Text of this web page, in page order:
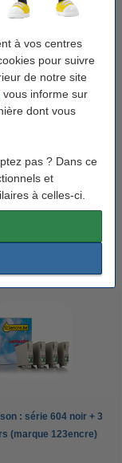
à vos centres
pour suivre
de notre site
vous informe sur
dont vous
pas ? Dans ce
et
à celles-ci.
de 2500
EU-Ecolabel
keurmerk.
: série 604 noir + 3
(marque 123encre)